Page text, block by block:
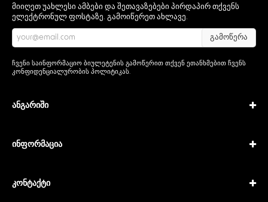
მიიღეთ უახლესი ამბები და შეთავაზებები პირდაპირ თქვენს
ელექტრონულ ფოსტაზე. გამოიწერეთ ახლავე.
გამოწერა
ჩვენი საინფორმაციო ბიულეტენის გამოწერით თქვენ ეთანხმებით ჩვენს
კონფიდენციალურობის პოლიტიკას
ანგარიში
ინფორმაცია
კონტაქტი